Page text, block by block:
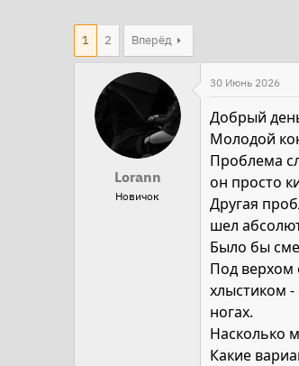
о
а
н
ч
а
а
1 2 Вперёд
Lorann
Новичок
30 Июнь 2026
Добрый
Молодой
Проблема
он просто
Другая
шел
Было бы
Под верхом
хлыстиком -
ногах.
Насколько
Какие